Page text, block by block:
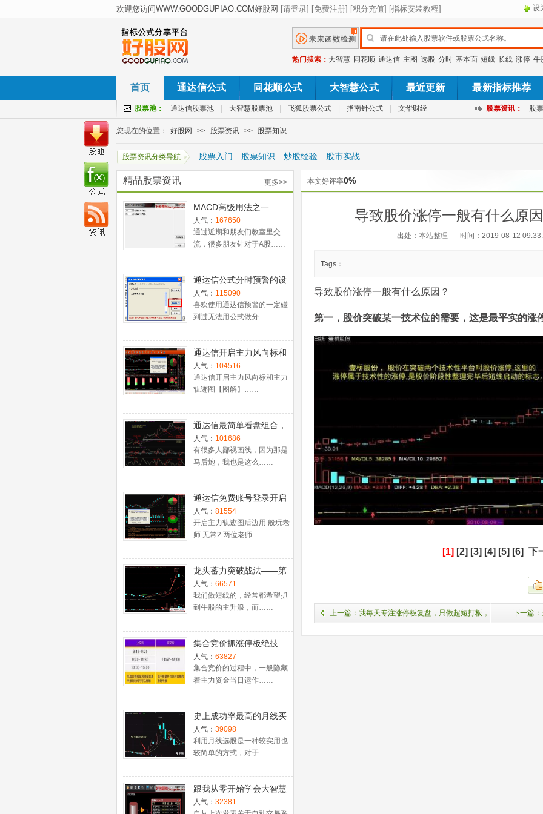
设
热门搜索： 大智慧 同花顺 通达信 主图 选股 分时 基本面 短线 长线 涨停 牛
首页 通达信公式 同花顺公式 大智慧公式 最近更新 最新指标推荐
股票池： 通达信股票池 大智慧股票池 飞狐股票公式 指南针公式 文华财经 股票资讯： 股
您现在的位置： 好股网 >> 股票资讯 >> 股票知识
股票资讯分类导航 股票入门 股票知识 炒股经验 股市实战
精品股票资讯 更多>>
MACD高级用法之一——
稳健买入法+2点卖出法
人气： 167650
通过近期和朋友们教室里交
流，很多朋友针对于A股……
通达信公式分时预警的设
置
人气： 115090
喜欢使用通达信预警的一定碰
到过无法用公式做分……
通达信开启主力风向标和
主力轨迹图【图解】
人气： 104516
通达信开启主力风向标和主力
轨迹图【图解】……
通达信最简单看盘组合，
抓强势股双头的超短线盈
利－－之五（均线战法找
心脏）
人气： 101686
有很多人鄙视画线，因为那是
马后炮，我也是这么……
通达信免费账号登录开启
十档框和调用主力监控教
程
人气： 81554
开启主力轨迹图后边用 般玩老
师 无常2 两位老师……
龙头蓄力突破战法——第
一时间介入牛股主升浪捕
捉涨停板的技巧（图解）
人气： 66571
我们做短线的，经常都希望抓
到牛股的主升浪，而……
集合竞价抓涨停板绝技
（附公式源码）
人气： 63827
集合竞价的过程中，一般隐藏
着主力资金当日运作……
史上成功率最高的月线买
入法，精准高效筛选暴涨
牛股，堪称选股法宝！
人气： 39098
利用月线选股是一种较实用也
较简单的方式，对于……
跟我从零开始学会大智慧
股票池自动交易
人气： 32381
本文好评率0%
导致股价涨停一般有什么原
出处：本站整理 时间：2019-08-12
Tags：
导致股价涨停一般有什么原因？
第一，股价突破某一技术位的需要，这是最平实的涨
[1] [2] [3] [4] [5] [6] 下
上一篇：我每天专注涨停板复盘，只做超短打板， 下一篇